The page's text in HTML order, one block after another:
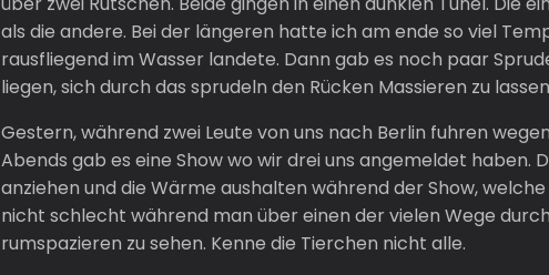
als die andere. Bei der längeren hatte ich am ende so viel
rausfliegend im Wasser landete. Dann gab es noch paar
liegen, sich durch das sprudeln den Rücken Massieren zu
Gestern, während zwei Leute von uns nach Berlin fuhren
Abends gab es eine Show wo wir drei uns angemeldet haben.
anziehen und die Wärme aushalten während der Show,
nicht schlecht während man über einen der vielen Wege
rumspazieren zu sehen. Kenne die Tierchen nicht alle.